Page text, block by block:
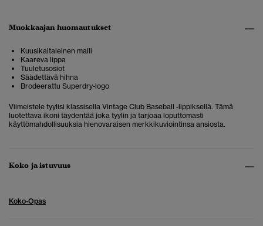
Muokkaajan huomautukset
Kuusikaitaleinen malli
Kaareva lippa
Tuuletusosiot
Säädettävä hihna
Brodeerattu Superdry-logo
Viimeistele tyylisi klassisella Vintage Club Baseball ‑lippiksellä. Tämä
luotettava ikoni täydentää joka tyylin ja tarjoaa loputtomasti
käyttömahdollisuuksia hienovaraisen merkkikuviointinsa ansiosta.
Koko ja istuvuus
Koko-Opas